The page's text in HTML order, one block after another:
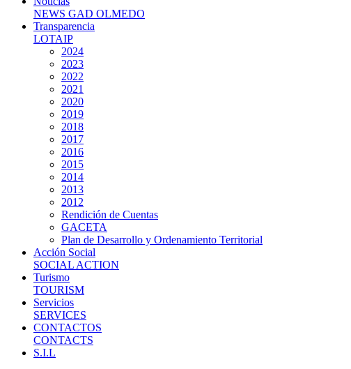
NEWS GAD OLMEDO
Transparencia
LOTAIP
2024
2023
2022
2021
2020
2019
2018
2017
2016
2015
2014
2013
2012
Rendición de Cuentas
GACETA
Plan de Desarrollo y Ordenamiento Territorial
Acción Social
SOCIAL ACTION
Turismo
TOURISM
Servicios
SERVICES
CONTACTOS
CONTACTS
S.I.L